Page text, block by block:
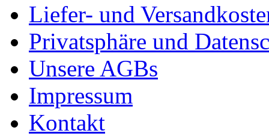
Liefer- und
Privatsphäre und
Unsere AGBs
Impressum
Kontakt